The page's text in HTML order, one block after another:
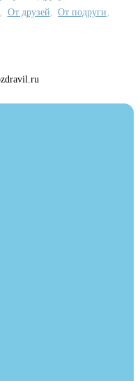
От друзей От подруги